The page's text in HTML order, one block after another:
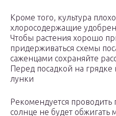
Кроме того, культура
хлоросодержащие
Чтобы растения хорошо
придерживаться схемы
саженцами сохраняйте
Перед посадкой на
лунки
Рекомендуется проводить
солнце не будет обжигать